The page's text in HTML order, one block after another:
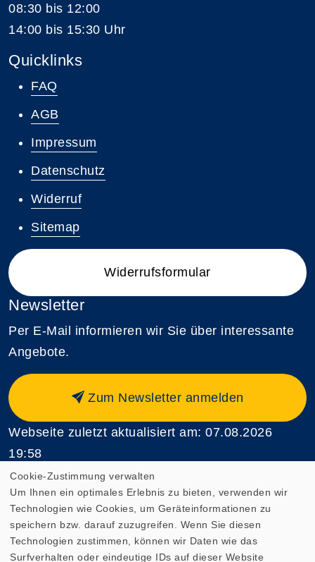
08:30 bis 12:00
14:00 bis 15:30 Uhr
Quicklinks
FAQ
AGB
Impressum
Datenschutz
Widerruf
Sitemap
Widerrufsformular
Newsletter
Per E-Mail informieren wir Sie über interessante
Angebote.
Zum Newsletter anmelden
Webseite zuletzt aktualisiert am: 07.08.2026
19:58
Cookie Einstellungen
Cookie-Zustimmung verwalten
Um Ihnen ein optimales Erlebnis zu bieten, verwenden wir
Technologien wie Cookies, um Geräteinformationen zu
speichern bzw. darauf zuzugreifen. Wenn Sie diesen
Technologien zustimmen, können wir Daten wie das
Surfverhalten oder eindeutige IDs auf dieser Website